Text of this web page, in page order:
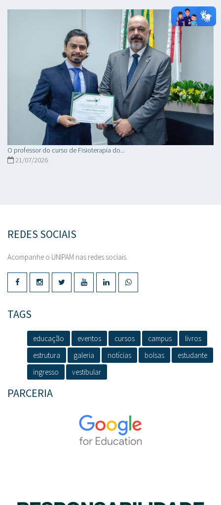
O professor do curso de Fisioterapia do...
21/07/2026
REDES SOCIAIS
Acompanhe o UNIPAM nas redes sociais.
TAGS
educação eventos cursos campus
livros
estrutura
galeria notícias bolsas
estudante
ingresso
vestibular
PARCERIA